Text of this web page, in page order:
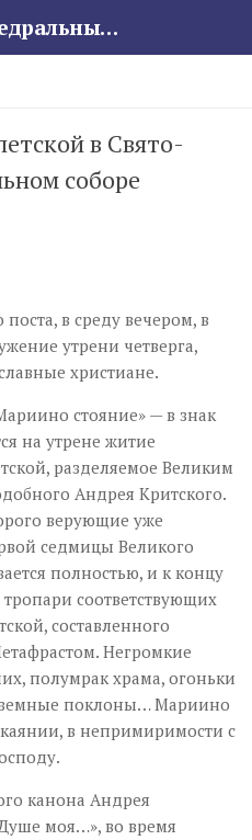
Свято-Троицкий кафедральный собор
в Свято-
соборе
в среду вечером, в
утрени четверга,
христиане.
стояние» — в знак
на утрене житие
разделяемое Великим
Андрея Критского.
верующие уже
седмицы Великого
полностью, и к концу
соответствующих
составленного
Негромкие
полумрак храма, огоньки
земные поклоны… Мариино
в непримиримости с
канона Андрея
моя…», во время